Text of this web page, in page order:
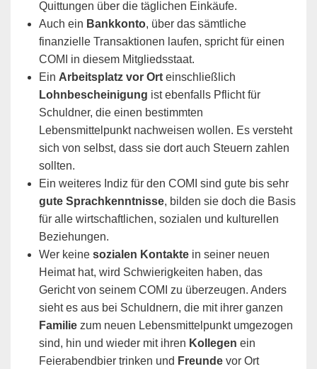
Quittungen über die täglichen Einkäufe.
Auch ein Bankkonto, über das sämtliche
finanzielle Transaktionen laufen, spricht für einen
COMI in diesem Mitgliedsstaat.
Ein Arbeitsplatz vor Ort einschließlich
Lohnbescheinigung ist ebenfalls Pflicht für
Schuldner, die einen bestimmten
Lebensmittelpunkt nachweisen wollen. Es versteht
sich von selbst, dass sie dort auch Steuern zahlen
sollten.
Ein weiteres Indiz für den COMI sind gute bis sehr
gute Sprachkenntnisse, bilden sie doch die Basis
für alle wirtschaftlichen, sozialen und kulturellen
Beziehungen.
Wer keine sozialen Kontakte in seiner neuen
Heimat hat, wird Schwierigkeiten haben, das
Gericht von seinem COMI zu überzeugen. Anders
sieht es aus bei Schuldnern, die mit ihrer ganzen
Familie zum neuen Lebensmittelpunkt umgezogen
sind, hin und wieder mit ihren Kollegen ein
Feierabendbier trinken und Freunde vor Ort